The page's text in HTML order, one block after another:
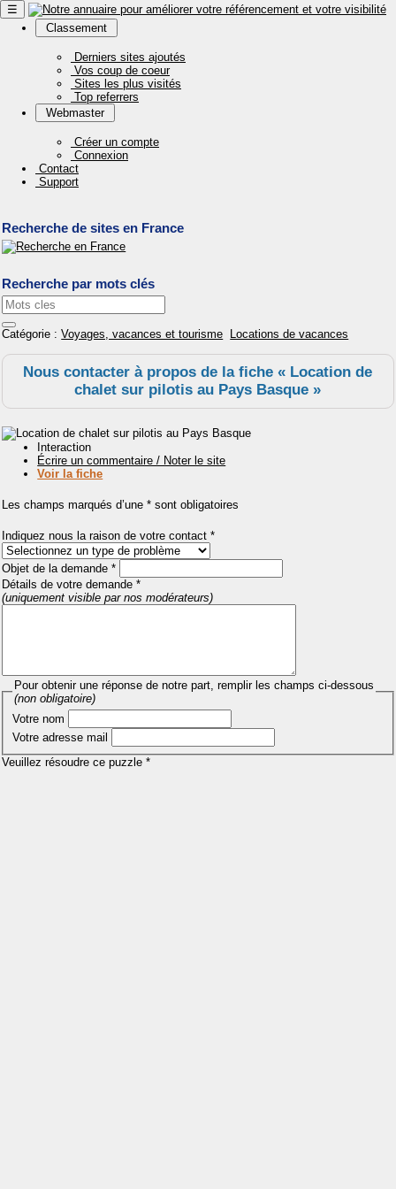
☰
Classement
Derniers sites ajoutés
Vos coup de coeur
Sites les plus visités
Top referrers
Webmaster
Créer un compte
Connexion
Contact
Support
Recherche de sites en France
Recherche par mots clés
Catégorie :Voyages, vacances et tourisme Locations de vacances
Nous contacter à propos de la fiche « Location de
chalet sur pilotis au Pays Basque »
Interaction
Écrire un commentaire / Noter le site
Voir la fiche
Les champs marqués d’une * sont obligatoires
Indiquez nous la raison de votre contact *
Objet de la demande *
Détails de votre demande *
(uniquement visible par nos modérateurs)
Pour obtenir une réponse de notre part, remplir les champs ci-dessous
(non obligatoire)
Votre nom
Votre adresse mail
Veuillez résoudre ce puzzle *